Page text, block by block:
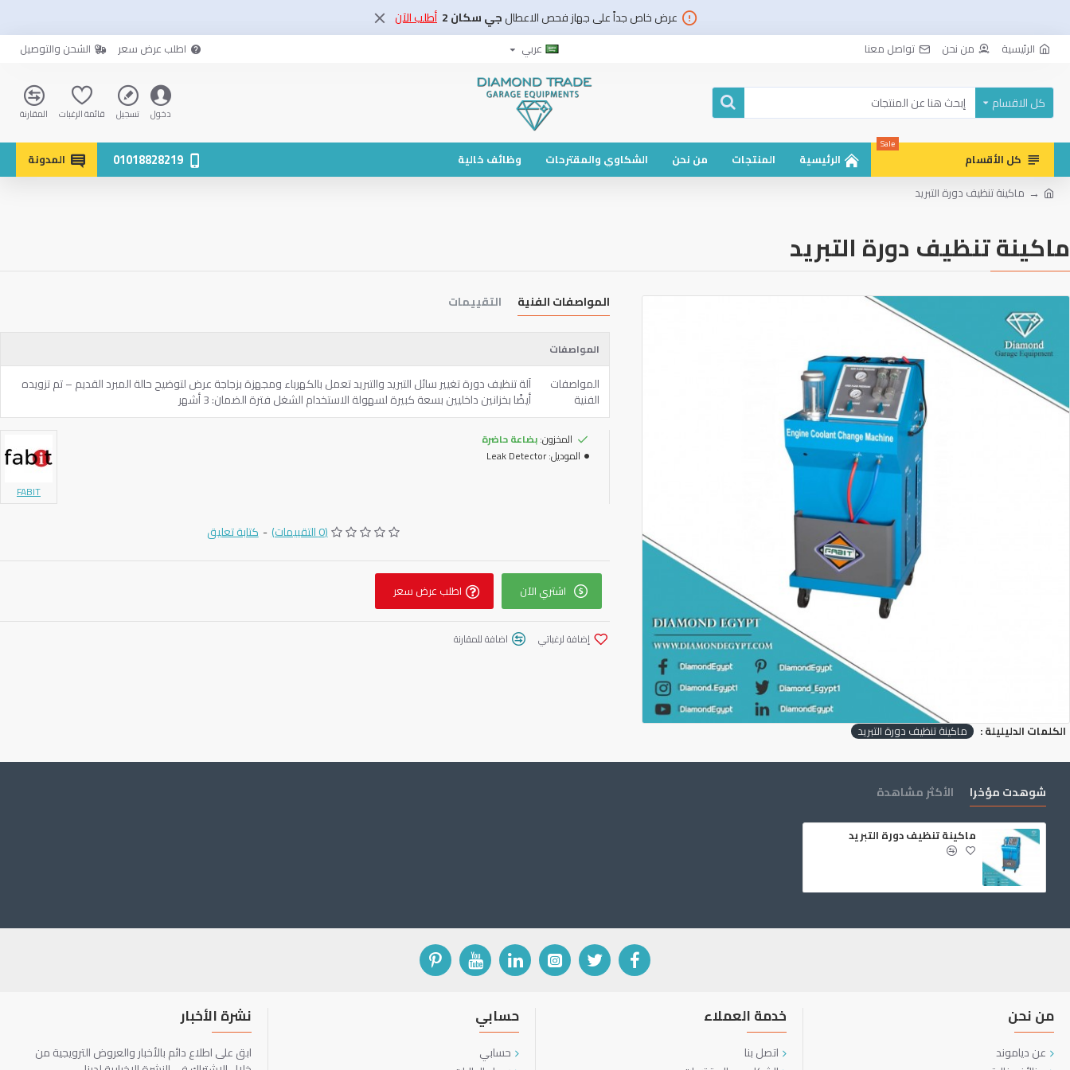
عرض خاص جداً على جهاز فحص الاعطالجي سكان 2 أطلب الآن
الرئيسية من نحن تواصل معنا عربي اطلب عرض سعر الشحن والتوصيل
كل الاقسام
دخول تسجيل قائمة الرغبات المقارنة
كل الأقسام
Sale
الرئيسية المنتجات من نحن الشكاوي والمقترحات وظائف خالية 01018828219
المدونة
ماكينة تنظيف دورة التبريد
ماكينة تنظيف دورة التبريد
المواصفات الفنية التقييمات
المواصفات
المواصفات
الفنية
آلة تنظيف دورة تغيير سائل التبريد والتبريد تعمل بالكهرباء ومجهزة بزجاجة عرض لتوضيح حالة المبرد القديم – تم تزويده
أيضًا بخزانين داخليين بسعة كبيرة لسهولة الاستخدام الشغل فترة الضمان: 3 أشهر
المخزون:بضاعة حاضرة
الموديل:Leak Detector
FABIT
(0 التقييمات) - كتابة تعليق
اشتري الآن اطلب عرض سعر
إضافة لرغباتي اضافة للمقارنة
الكلمات الدليليلة : ماكينة تنظيف دورة التبريد
شوهدت مؤخرا الأكثر مشاهدة
ماكينة تنظيف دورة التبريد
من نحن
عن دياموند
خدمة العملاء
اتصل بنا
حسابي
حسابي
نشرة الأخبار
ابق على اطلاع دائم بالأخبار والعروض الترويجية من